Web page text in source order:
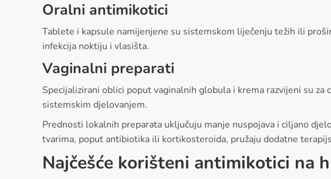
Oralni antimikotici
Tablete i kapsule namijenjene su sistemskom liječenju težih ili
infekcija noktiju i vlasišta.
Vaginalni preparati
Specijalizirani oblici poput vaginalnih globula i krema razvijeni su
sistemskim djelovanjem.
Prednosti lokalnih preparata uključuju manje nuspojava i ciljano
tvarima, poput antibiotika ili kortikosteroida, pružaju dodatne
Najčešće korišteni antimikotici na